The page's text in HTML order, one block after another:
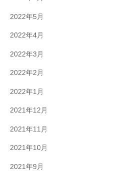
2022年5月
2022年4月
2022年3月
2022年2月
2022年1月
2021年12月
2021年11月
2021年10月
2021年9月